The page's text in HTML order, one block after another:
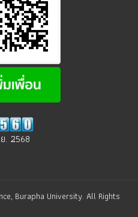
. 2568
Burapha University. All Rights